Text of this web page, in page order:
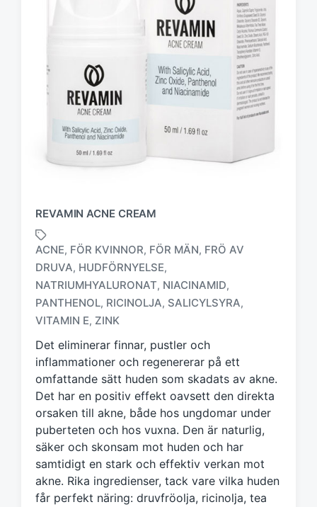
REVAMIN ACNE CREAM
M
ä
r
t
m
e
d
ACNE, FÖR KVINNOR, FÖR MÄN, FRÖ AV
DRUVA, HUDFÖRNYELSE,
NATRIUMHYALURONAT, NIACINAMID,
PANTHENOL, RICINOLJA, SALICYLSYRA,
VITAMIN E, ZINK
Det eliminerar finnar, pustler och
inflammationer och regenererar på ett
omfattande sätt huden som skadats av akne.
Det har en positiv effekt oavsett den direkta
orsaken till akne, både hos ungdomar under
puberteten och hos vuxna. Den är naturlig,
säker och skonsam mot huden och har
samtidigt en stark och effektiv verkan mot
akne. Rika ingredienser, tack vare vilka huden
får perfekt näring: druvfröolja, ricinolja, tea